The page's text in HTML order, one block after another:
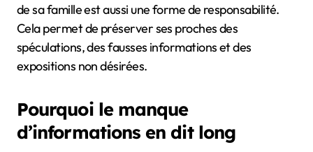
de sa famille est aussi une forme de responsabilité.
Cela permet de préserver ses proches des
spéculations, des fausses informations et des
expositions non désirées.
Pourquoi le manque
d’informations en dit long